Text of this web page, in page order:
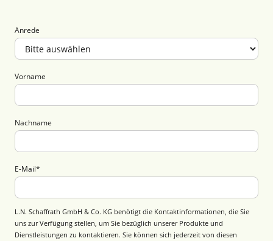
Anrede
Vorname
Nachname
E-Mail*
L.N. Schaffrath GmbH & Co. KG benötigt die Kontaktinformationen, die Sie
uns zur Verfügung stellen, um Sie bezüglich unserer Produkte und
Dienstleistungen zu kontaktieren. Sie können sich jederzeit von diesen